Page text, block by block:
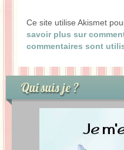
Ce site utilise Akismet
savoir plus sur
commentaires sont
Qui suis je ?